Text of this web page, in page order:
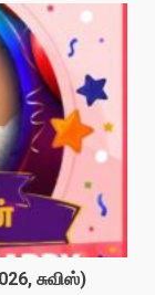
சுவிஸ்)